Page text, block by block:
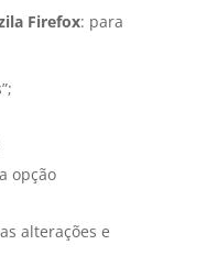
Firefox: para
opção
alterações e